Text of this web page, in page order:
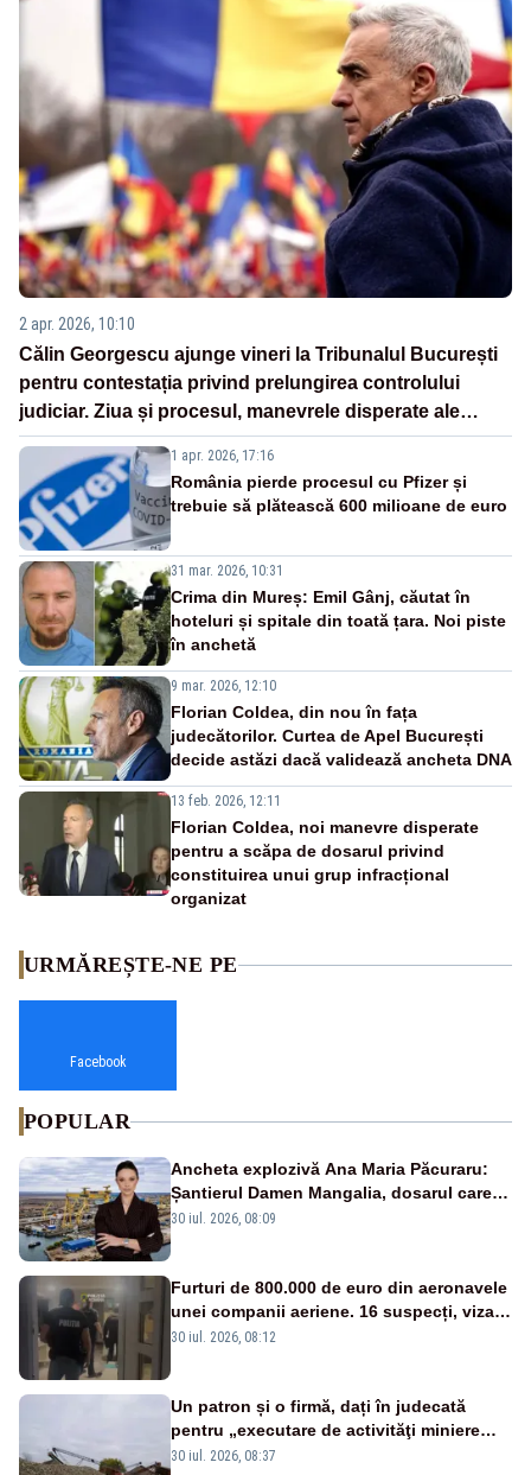
2 apr. 2026, 10:10
Călin Georgescu ajunge vineri la Tribunalul București
pentru contestația privind prelungirea controlului
judiciar. Ziua și procesul, manevrele disperate ale
Sistemului
1 apr. 2026, 17:16
România pierde procesul cu Pfizer și
trebuie să plătească 600 milioane de euro
31 mar. 2026, 10:31
Crima din Mureș: Emil Gânj, căutat în
hoteluri și spitale din toată țara. Noi piste
în anchetă
9 mar. 2026, 12:10
Florian Coldea, din nou în fața
judecătorilor. Curtea de Apel București
decide astăzi dacă validează ancheta DNA
13 feb. 2026, 12:11
Florian Coldea, noi manevre disperate
pentru a scăpa de dosarul privind
constituirea unui grup infracțional
organizat
URMĂREȘTE-NE PE
Facebook
POPULAR
Ancheta explozivă Ana Maria Păcuraru:
Șantierul Damen Mangalia, dosarul care
scufundă apărarea României
30 iul. 2026, 08:09
Furturi de 800.000 de euro din aeronavele
unei companii aeriene. 16 suspecți, vizați
de anchetă
30 iul. 2026, 08:12
Un patron și o firmă, dați în judecată
pentru „executare de activităţi miniere
fără permis sau licenţă”
30 iul. 2026, 08:37